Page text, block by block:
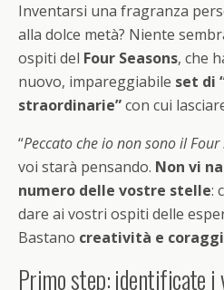
Inventarsi una fragranza
alla dolce metà? Niente
ospiti del Four Seasons, che
nuovo, impareggiabile set di
straordinarie”con cui
“Peccato che io non sono il Four
voi starà pensando. Non vi
numero delle vostre stelle:
dare ai vostri ospiti delle
Bastano creatività e
Primo step: identificate